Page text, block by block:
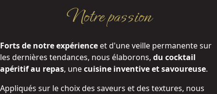
Notre passion
Forts de notre expérience et d'une veille permanente sur
les dernières tendances, nous élaborons, du cocktail
apéritif au repas, unecuisine inventive et savoureuse.
Appliqués sur le choix des saveurs et des textures, nous